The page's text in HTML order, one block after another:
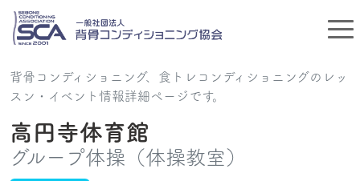
背骨コンディショニング、食トレコンディショニングのレッ
スン・イベント情報詳細ページです。
高円寺体育館
グループ体操（体操教室）